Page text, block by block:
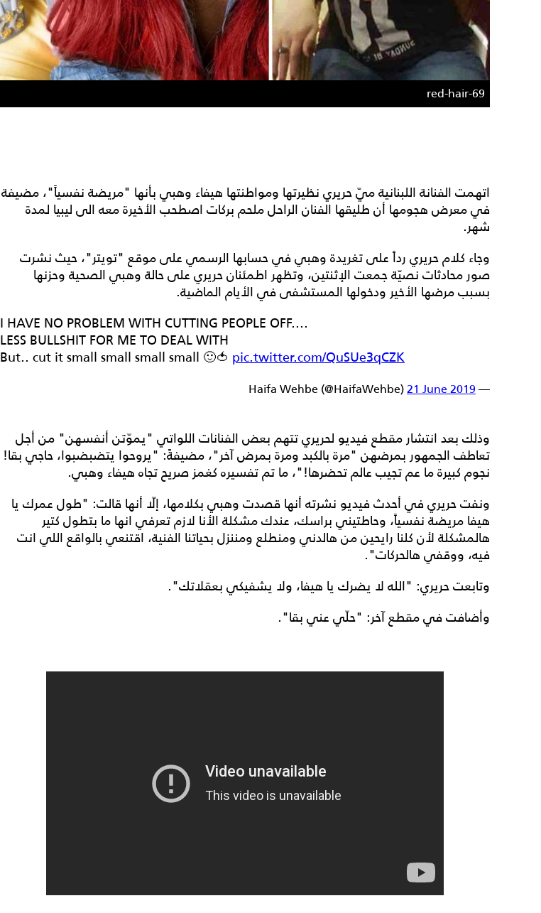
69-red-hair
اتهمت الفنانة اللبنانية ميّ حريري نظيرتها ومواطنتها هيفاء وهبي بأنها "مريضة نفسياً"، مضيفة
في معرض هجومها أن طليقها الفنان الراحل ملحم بركات اصطحب الأخيرة معه الى ليبيا لمدة
شهر.
وجاء كلام حريري رداً على تغريدة وهبي في حسابها الرسمي على موقع "تويتر"، حيث نشرت
صور محادثات نصيّة جمعت الإثنتين، وتظهر اطمئنان حريري على حالة وهبي الصحية وحزنها
بسبب مرضها الأخير ودخولها المستشفى في الأيام الماضية.
I HAVE NO PROBLEM WITH CUTTING PEOPLE OFF....
LESS BULLSHIT FOR ME TO DEAL WITH
But.. cut it small small small small 🙂🍅 pic.twitter.com/QuSUe3qCZK
— Haifa Wehbe (@HaifaWehbe)
21 June 2019
وذلك بعد انتشار مقطع فيديو لحريري تتهم بعض الفنانات اللواتي "يموّتن أنفسهن" من أجل
تعاطف الجمهور بمرضهن "مرة بالكبد ومرة بمرض آخر"، مضيفةً: "يروحوا يتضبضبوا، حاجي بقا!
نجوم كبيرة ما عم تجيب عالم تحضرها!"، ما تم تفسيره كغمز صريح تجاه هيفاء وهبي.
ونفت حريري في أحدث فيديو نشرته أنها قصدت وهبي بكلامها، إلّا أنها قالت: "طول عمرك يا
هيفا مريضة نفسياً، وحاطتيني براسك، عندك مشكلة الأنا لازم تعرفي انها ما بتطول كتير
هالمشكلة لأن كلنا رايحين من هالدني ومنطلع ومننزل بحياتنا الفنية، اقتنعي بالواقع اللي انت
فيه، ووقفي هالحركات".
وتابعت حريري: "الله لا يضرك يا هيفا، ولا يشفيكي بعقلاتك".
وأضافت في مقطع آخر: "حلّي عني بقا".